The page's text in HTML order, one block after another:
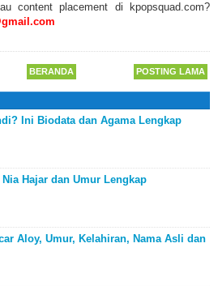
content placement di kpopsquad.com?
POSTING LAMA
BERANDA
Ini Biodata dan Agama Lengkap
Hajar dan Umur Lengkap
Aloy, Umur, Kelahiran, Nama Asli dan